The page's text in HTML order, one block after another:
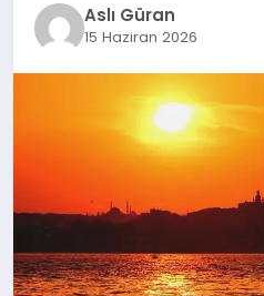
BILIM VE TEKNOLOJI
İLETIŞIM
Aslı Güran
15 Haziran 2026